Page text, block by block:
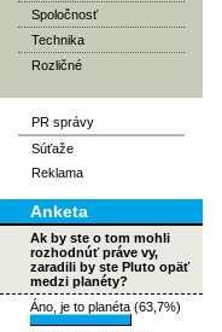
Spoločnosť
Technika
Rozličné
PR správy
Súťaže
Reklama
Anketa
Ak by ste o tom mohli
rozhodnúť práve vy,
zaradili by ste Pluto opäť
medzi planéty?
Áno, je to planéta (63,7%)